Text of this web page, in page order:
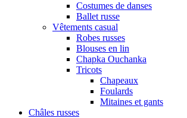
Costumes de danses
Ballet russe
Vêtements casual
Robes russes
Blouses en lin
Chapka Ouchanka
Tricots
Chapeaux
Foulards
Mitaines et gants
Châles russes